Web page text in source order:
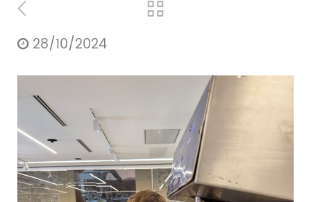
28/10/2024